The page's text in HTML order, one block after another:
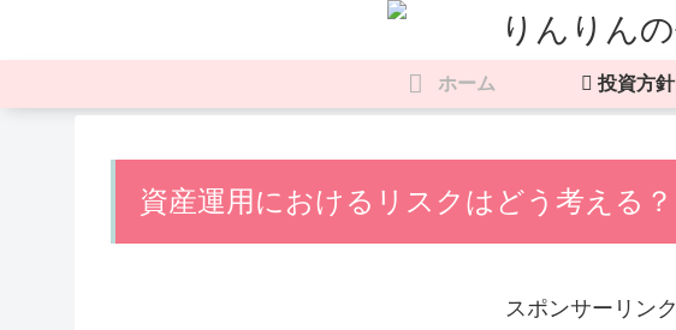
ホーム 投資方針
資産運用におけるリスクはどう考える
スポンサーリンク